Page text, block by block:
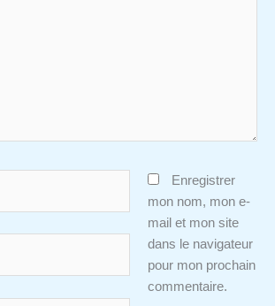
Enregistrer
mon nom, mon e-
mail et mon site
dans le navigateur
pour mon prochain
commentaire.